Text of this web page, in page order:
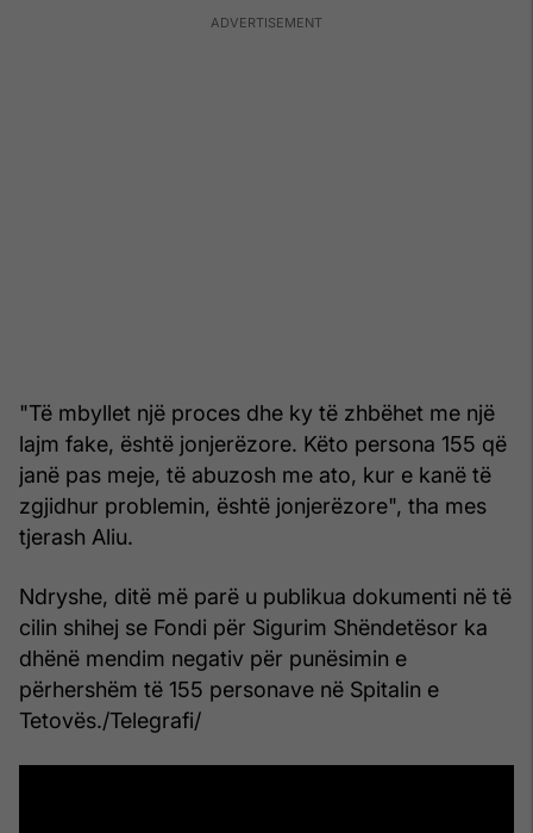
"Të mbyllet një proces dhe ky të zhbëhet me një
lajm fake, është jonjerëzore. Këto persona 155 që
janë pas meje, të abuzosh me ato, kur e kanë të
zgjidhur problemin, është jonjerëzore", tha mes
tjerash Aliu.
Ndryshe, ditë më parë u publikua dokumenti në të
cilin shihej se Fondi për Sigurim Shëndetësor ka
dhënë mendim negativ për punësimin e
përhershëm të 155 personave në Spitalin e
Tetovës./Telegrafi/